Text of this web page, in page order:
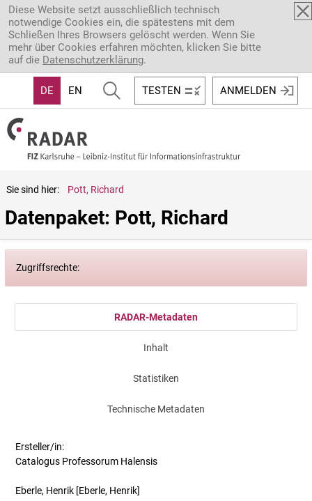
Direkt zum Inhalt
Diese Website setzt ausschließlich technisch
notwendige Cookies ein, die spätestens mit dem
Schließen Ihres Browsers gelöscht werden. Wenn Sie
mehr über Cookies erfahren möchten, klicken Sie bitte
auf die Datenschutzerklärung.
DE EN TESTEN ANMELDEN
Sie sind hier: Pott, Richard
Datenpaket: Pott, Richard
Zugriffsrechte:
RADAR-Metadaten
Inhalt
Statistiken
Technische Metadaten
Ersteller/in:
Catalogus Professorum Halensis
Eberle, Henrik [Eberle, Henrik]